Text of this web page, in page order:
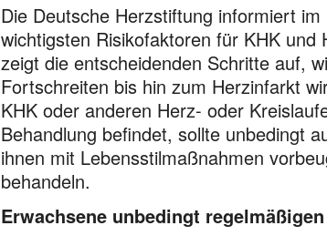
Die Deutsche Herzstiftung informiert
wichtigsten Risikofaktoren für KHK
zeigt die entscheidenden Schritte auf,
Fortschreiten bis hin zum Herzinfarkt
KHK oder anderen Herz- oder
Behandlung befindet, sollte unbedingt
ihnen mit Lebensstilmaßnahmen
behandeln.
Erwachsene unbedingt